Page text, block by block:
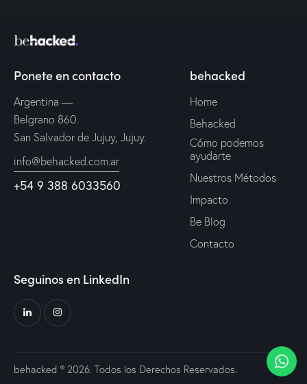
Ponete en contacto
Argentina —
Belgrano 860.
San Salvador de Jujuy, Jujuy.
info@behacked.com.ar
+54 9 388 6033560
behacked
Home
Behacked
Cómo podemos
ayudarte
Nuestros Métodos
Impacto
Be Blog
Contacto
Seguinos en LinkedIn
behacked ® 2026. Todos los Derechos Reservados.